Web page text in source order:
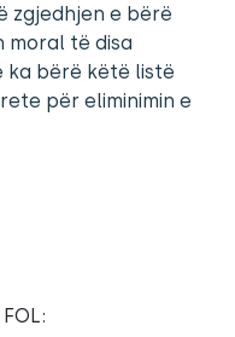
zgjedhjen e bërë
moral të disa
ka bërë këtë listë
për eliminimin e